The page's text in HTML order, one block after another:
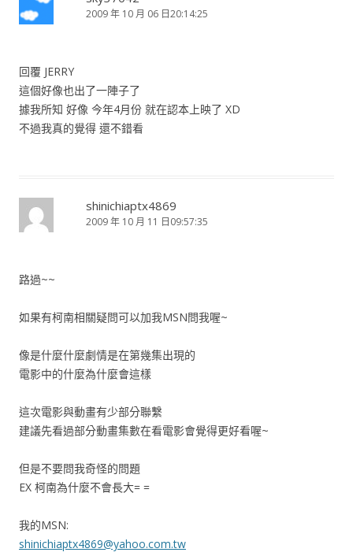
2009 年 10 月 06 日20:14:25
回覆 JERRY
這個好像也出了一陣子了
據我所知 好像 今年4月份 就在認本上映了 XD
不過我真的覺得 還不錯看
shinichiaptx4869
2009 年 10 月 11 日09:57:35
路過~~
如果有柯南相關疑問可以加我MSN問我喔~
像是什麼什麼劇情是在第幾集出現的
電影中的什麼為什麼會這樣
這次電影與動畫有少部分聯繫
建議先看過部分動畫集數在看電影會覺得更好看喔~
但是不要問我奇怪的問題
EX 柯南為什麼不會長大= =
我的MSN:
shinichiaptx4869@yahoo.com.tw